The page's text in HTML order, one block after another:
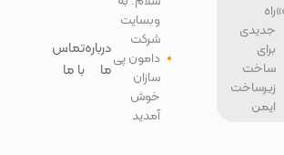
خوش
دربارهتماس
با ما